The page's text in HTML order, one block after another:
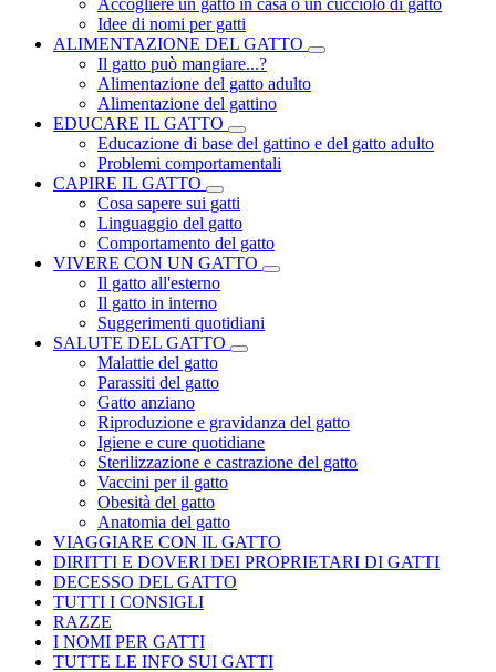
Accogliere un gatto in casa o un cucciolo di gatto
Idee di nomi per gatti
ALIMENTAZIONE DEL GATTO
Il gatto può mangiare...?
Alimentazione del gatto adulto
Alimentazione del gattino
EDUCARE IL GATTO
Educazione di base del gattino e del gatto adulto
Problemi comportamentali
CAPIRE IL GATTO
Cosa sapere sui gatti
Linguaggio del gatto
Comportamento del gatto
VIVERE CON UN GATTO
Il gatto all'esterno
Il gatto in interno
Suggerimenti quotidiani
SALUTE DEL GATTO
Malattie del gatto
Parassiti del gatto
Gatto anziano
Riproduzione e gravidanza del gatto
Igiene e cure quotidiane
Sterilizzazione e castrazione del gatto
Vaccini per il gatto
Obesità del gatto
Anatomia del gatto
VIAGGIARE CON IL GATTO
DIRITTI E DOVERI DEI PROPRIETARI DI GATTI
DECESSO DEL GATTO
TUTTI I CONSIGLI
RAZZE
I NOMI PER GATTI
TUTTE LE INFO SUI GATTI